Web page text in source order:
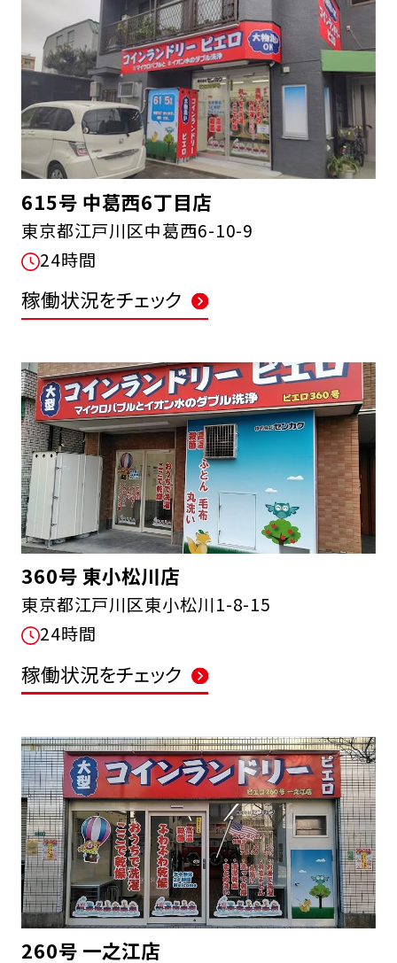
615号 中葛西6丁目店
東京都江戸川区中葛西6-10-9
24時間
稼働状況をチェック
360号 東小松川店
東京都江戸川区東小松川1-8-15
24時間
稼働状況をチェック
260号 一之江店